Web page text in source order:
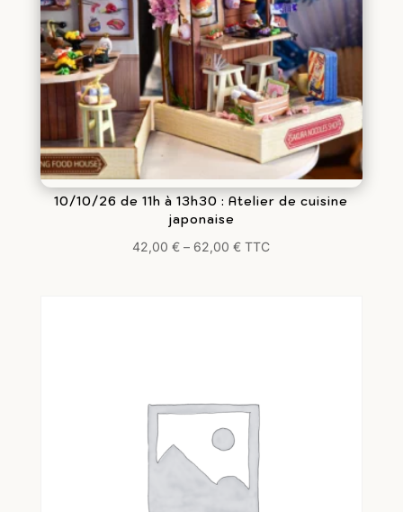
10/10/26 de 11h à 13h30 : Atelier de cuisine
japonaise
42,00€ –62,00€ TTC